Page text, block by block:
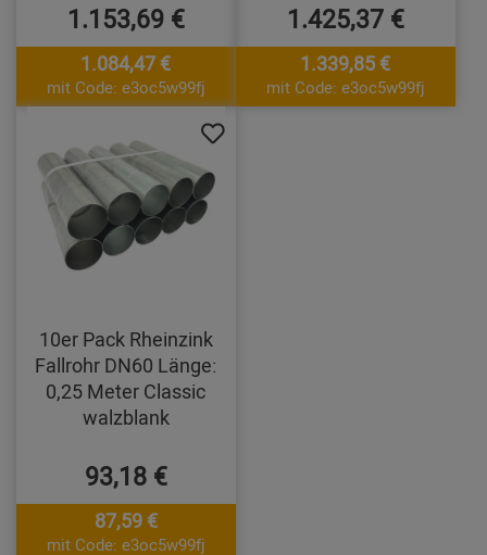
1.153,69 €
1.084,47 €
mit Code: e3oc5w99fj
1.425,37 €
1.339,85 €
mit Code: e3oc5w99fj
10er Pack Rheinzink
Fallrohr DN60 Länge:
0,25 Meter Classic
walzblank
93,18 €
87,59 €
mit Code: e3oc5w99fj